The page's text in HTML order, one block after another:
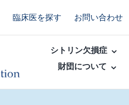
臨床医を探す お問い合わせ
シトリン欠損症
財団について